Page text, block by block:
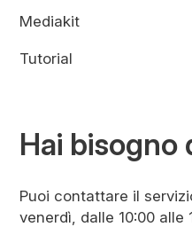
Mediakit
Tutorial
Hai bisogno
Puoi contattare il
venerdì, dalle 10:00 alle